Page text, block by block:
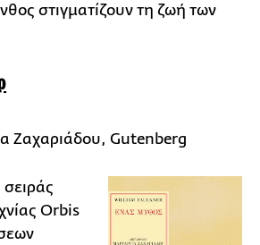
στιγματίζουν τη ζωή των
Ζαχαριάδου, Gutenberg
σειράς
Orbis